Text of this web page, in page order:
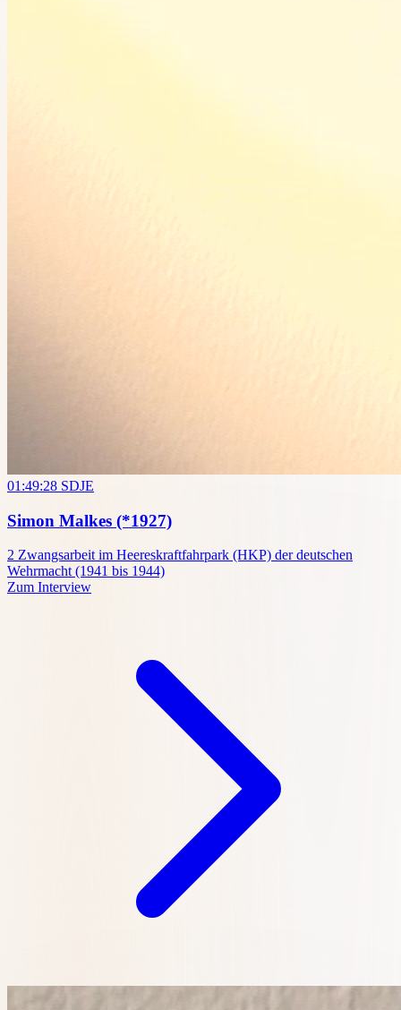
01:49:28 SDJE
Simon Malkes (*1927)
2 Zwangsarbeit im Heereskraftfahrpark (HKP) der deutschen
Wehrmacht (1941 bis 1944)
Zum Interview